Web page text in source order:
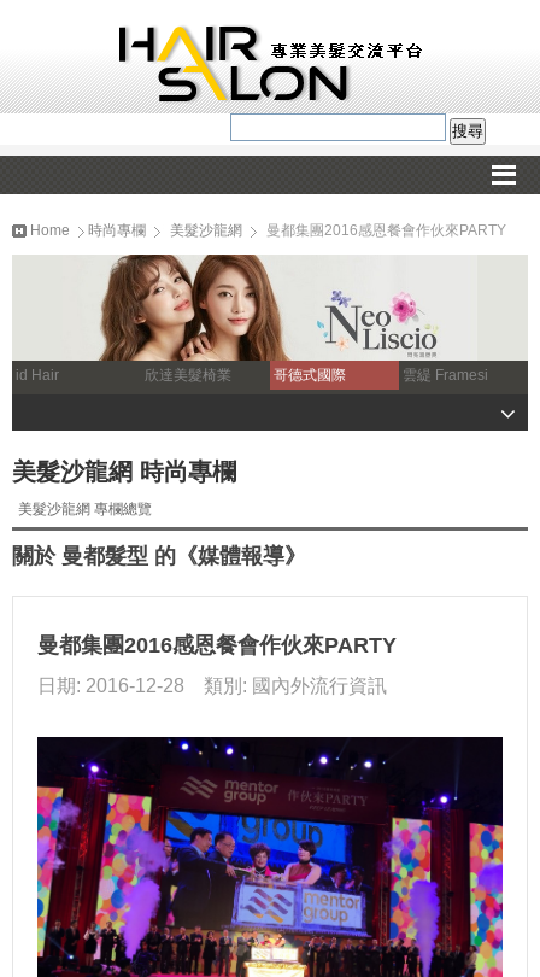
Home 時尚專欄 美髮沙龍網 曼都集團2016感恩餐會作伙來PARTY
id Hair 欣達美髮椅業 哥德式國際 雲緹 Framesi
美髮沙龍網 時尚專欄
美髮沙龍網 專欄總覽
關於 曼都髮型 的《媒體報導》
曼都集團2016感恩餐會作伙來PARTY
日期: 2016-12-28 類別: 國內外流行資訊